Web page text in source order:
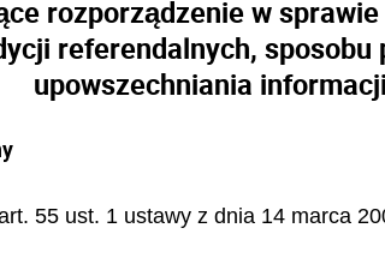
rozporządzenie w
referendalnych,
upowszechniania
55 ust. 1 ustawy z dnia 14 marca